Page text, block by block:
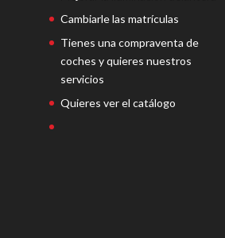
Cambiarle las matrículas
Tienes una compraventa de
coches y quieres nuestros
servicios
Quieres ver el catálogo